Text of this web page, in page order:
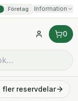
Företag Information
0
fler reservdelar